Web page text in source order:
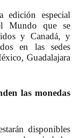
edición especial
Mundo que se
y Canadá, y
en las sedes
Guadalajara
las monedas
disponibles